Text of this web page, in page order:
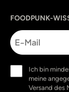
FOODPUNK-
E-
Mail
(erforderlich)
Ich bin
meine
Versand des